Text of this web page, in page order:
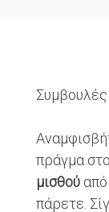
πράγμα
μισθούαπό
πάρετε.